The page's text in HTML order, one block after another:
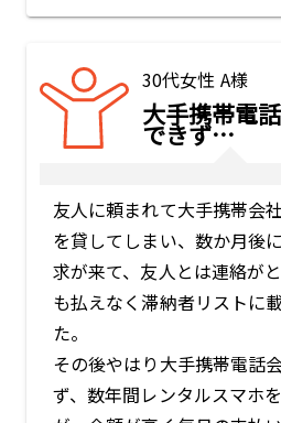
30代女性 A様
大手携帯電
できず…
友人に頼まれて大手携帯会
を貸してしまい、数か月後
求が来て、友人とは連絡が
も払えなく滞納者リストに
た。
その後やはり大手携帯電話
ず、数年間レンタルスマホ